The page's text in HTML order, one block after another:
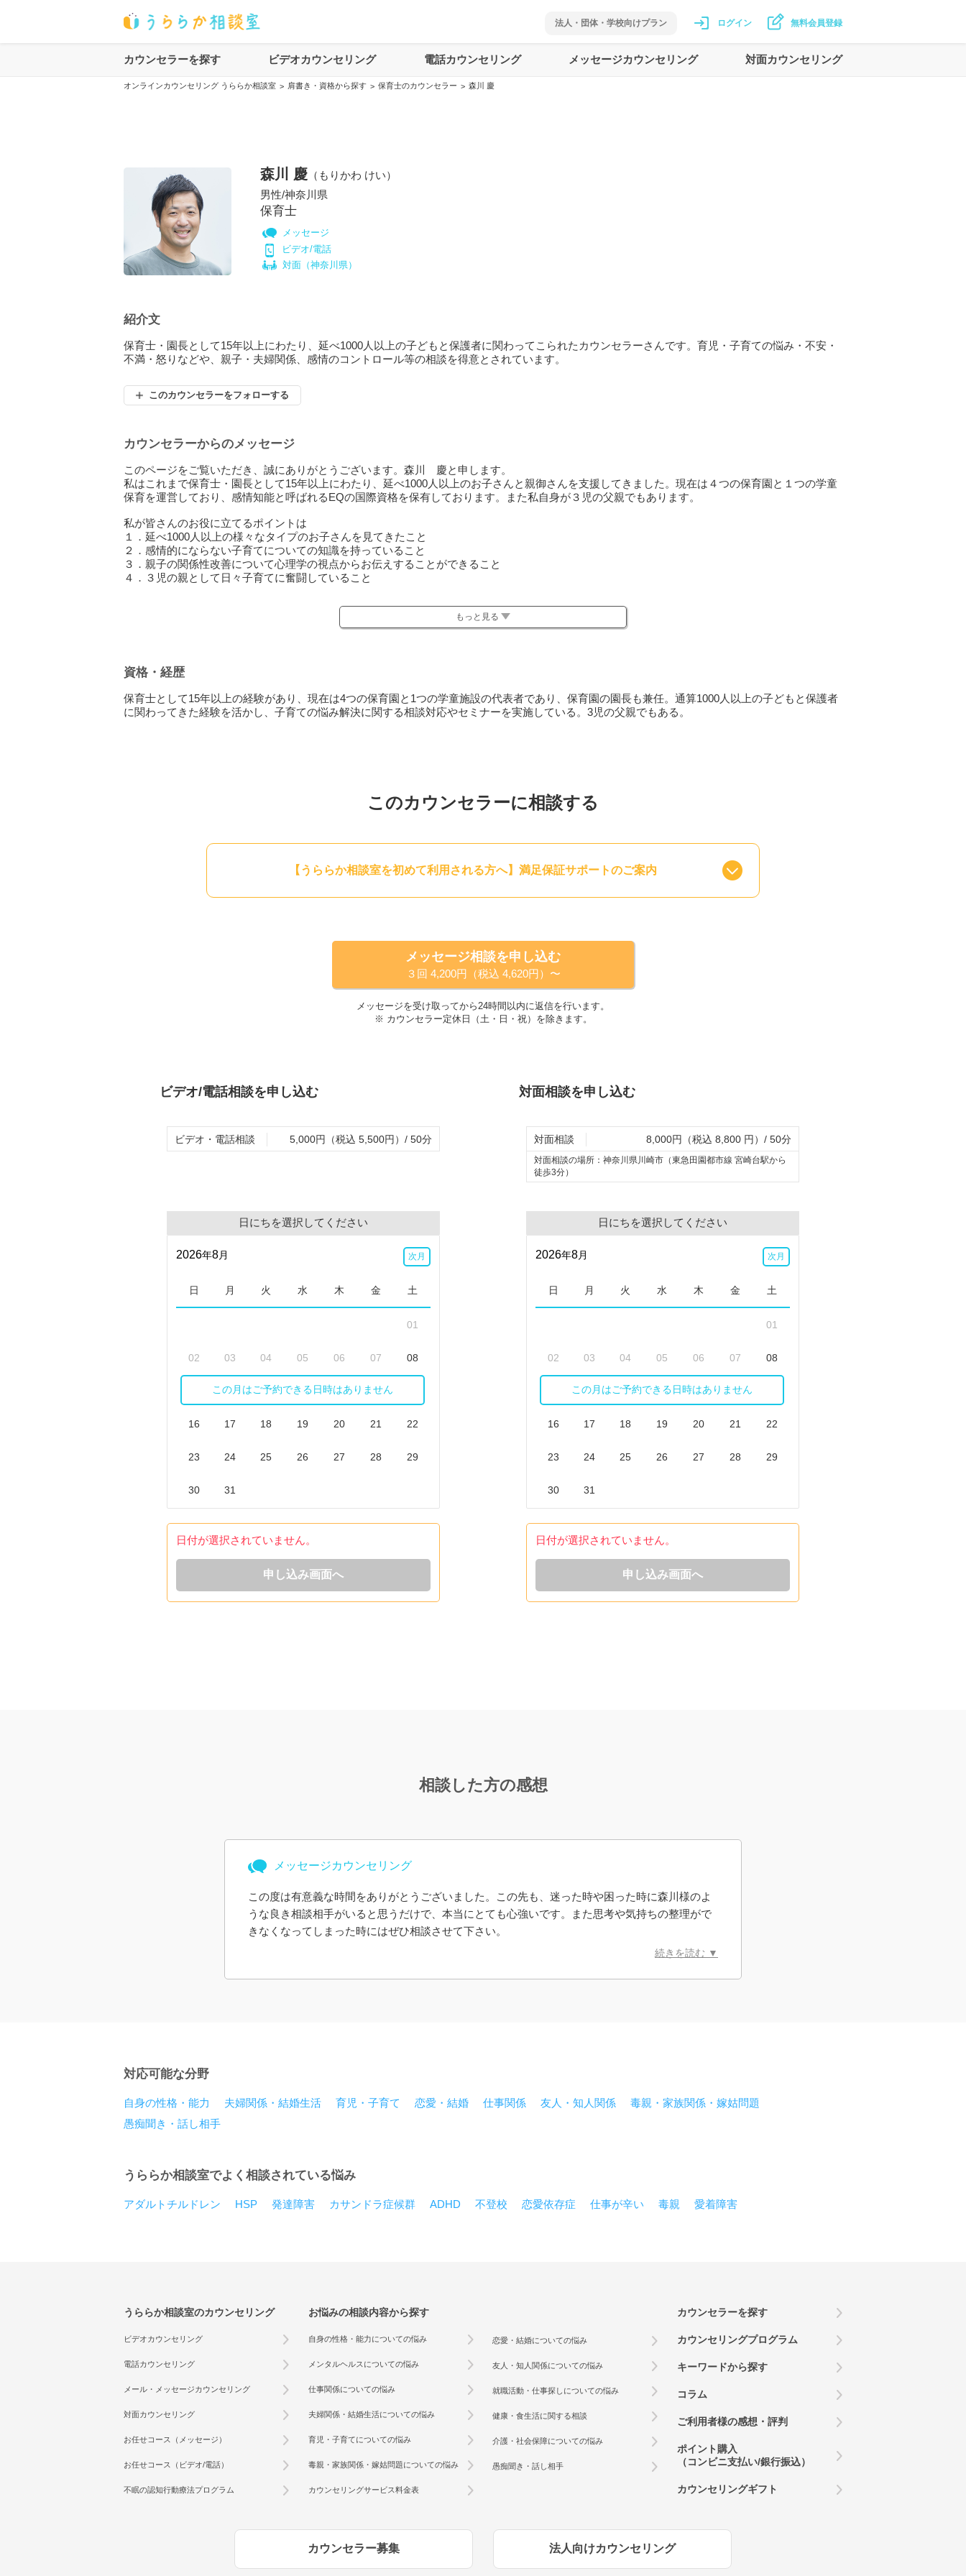
法人・団体・学校向けプラン ログイン 無料会員登録
カウンセラーを探す ビデオカウンセリング 電話カウンセリング メッセージカウンセリング 対面カウンセリング
オンラインカウンセリング うららか相談室 > 肩書き・資格から探す > 保育士のカウンセラー > 森川 慶
森川 慶 （ もりかわ けい）
男性/神奈川県
保育士
メッセージ
ビデオ/電話
対面（神奈川県）
紹介文
保育士・園長として15年以上にわたり、延べ1000人以上の子どもと保護者に関わってこられたカウンセラーさんです。育児・子育ての悩み・不安・
不満・怒りなどや、親子・夫婦関係、感情のコントロール等の相談を得意とされています。
このカウンセラーをフォローする
カウンセラーからのメッセージ
このページをご覧いただき、誠にありがとうございます。森川 慶と申します。
私はこれまで保育士・園長として15年以上にわたり、延べ1000人以上のお子さんと親御さんを支援してきました。現在は４つの保育園と１つの学童
保育を運営しており、感情知能と呼ばれるEQの国際資格を保有しております。また私自身が３児の父親でもあります。
私が皆さんのお役に立てるポイントは
１．延べ1000人以上の様々なタイプのお子さんを見てきたこと
２．感情的にならない子育てについての知識を持っていること
３．親子の関係性改善について心理学の視点からお伝えすることができること
４．３児の親として日々子育てに奮闘していること
・毎日イライラして子どもに当たってしまい、自己嫌悪に陥ってしまう人、、、分かります。
・怒らないと決めてるのに怒ってしまうなど、感情のコントロールが難しい、、、分かります。
・子どもが何度言っても言うことを聞いてくれないので、子どもの事が嫌いになってしまう人、、、分かります。
思える、そんな子育てを一緒に実現していきましょう。
※ビデオ相談でお顔を見られたくないといった場合、カメラをオフにして相談を行うことも可能です。
もっと見る
資格・経歴
保育士として15年以上の経験があり、現在は4つの保育園と1つの学童施設の代表者であり、保育園の園長も兼任。通算1000人以上の子どもと保護者
に関わってきた経験を活かし、子育ての悩み解決に関する相談対応やセミナーを実施している。3児の父親でもある。
このカウンセラーに相談する
【うららか相談室を初めて利用される方へ】満足保証サポートのご案内
メッセージ相談を申し込む
３回 4,200円（税込 4,620円）〜
メッセージを受け取ってから24時間以内に返信を行います。
※ カウンセラー定休日（土・日・祝）を除きます。
ビデオ/電話相談を申し込む
ビデオ・電話相談 5,000円（税込 5,500円）/ 50分
日にちを選択してください
2026年8月 次月
日 月 火 水 木 金 土
01
02 03 04 05 06 07 08
10 11 12 13 14
16 17 18 19 20 21 22
23 24 25 26 27 28 29
30 31
この月はご予約できる日時はありません
日付が選択されていません。
申し込み画面へ
対面相談を申し込む
対面相談 8,000円（税込 8,800 円）/ 50分
対面相談の場所： 神奈川県川崎市（東急田園都市線 宮崎台駅から
徒歩3分）
日にちを選択してください
2026年8月 次月
日 月 火 水 木 金 土
01
02 03 04 05 06 07 08
10 11 12 13 14
16 17 18 19 20 21 22
23 24 25 26 27 28 29
30 31
この月はご予約できる日時はありません
日付が選択されていません。
申し込み画面へ
相談した方の感想
メッセージカウンセリング
この度は有意義な時間をありがとうございました。この先も、迷った時や困った時に森川様のよ
うな良き相談相手がいると思うだけで、本当にとても心強いです。また思考や気持ちの整理がで
きなくなってしまった時にはぜひ相談させて下さい。
続きを読む ▼
対応可能な分野
自身の性格・能力 夫婦関係・結婚生活 育児・子育て 恋愛・結婚 仕事関係 友人・知人関係
毒親・家族関係・嫁姑問題
愚痴聞き・話し相手
うららか相談室でよく相談されている悩み
アダルトチルドレン HSP 発達障害 カサンドラ症候群 ADHD 不登校 恋愛依存症 仕事が辛い 毒親 愛着障害
うららか相談室のカウンセリング
ビデオカウンセリング
電話カウンセリング
メール・メッセージカウンセリング
対面カウンセリング
お任せコース（メッセージ）
お任せコース（ビデオ/電話）
不眠の認知行動療法プログラム
お悩みの相談内容から探す
自身の性格・能力についての悩み
メンタルヘルスについての悩み
仕事関係についての悩み
夫婦関係・結婚生活についての悩み
育児・子育てについての悩み
毒親・家族関係・嫁姑問題についての悩み
カウンセリングサービス料金表
恋愛・結婚についての悩み
友人・知人関係についての悩み
就職活動・仕事探しについての悩み
健康・食生活に関する相談
介護・社会保障についての悩み
愚痴聞き・話し相手
カウンセラーを探す
カウンセリングプログラム
キーワードから探す
コラム
ご利用者様の感想・評判
ポイント購入
（コンビニ支払い/銀行振込）
カウンセリングギフト
カウンセラー募集 法人向けカウンセリング